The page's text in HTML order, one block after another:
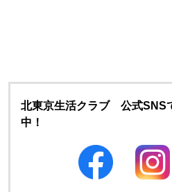
北東京生活クラブ 公式SNS
中！